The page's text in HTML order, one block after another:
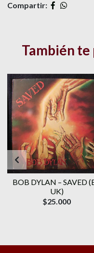
Compartir:
También
BOB DYLAN ‎– SAVED
UK)
$25.000